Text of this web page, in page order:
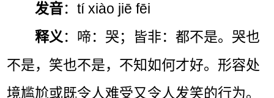
发音：tí xiào jiē fēi
释义 ：啼：哭；皆非：都不是。哭也
不是，笑也不是，不知如何才好。形容处
境尴尬或既令人难受又令人发笑的行为。